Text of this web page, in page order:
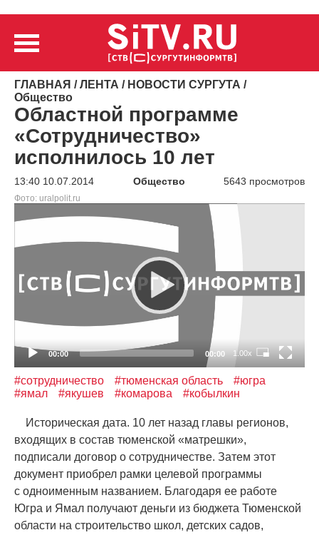
ГЛАВНАЯ /ЛЕНТА / НОВОСТИ СУРГУТА /
Общество
Областной программе
«Сотрудничество»
исполнилось 10 лет
13:40 10.07.2014 Общество 5643 просмотров
Фото: uralpolit.ru
00:00 00:00 1.00x
#сотрудничество #тюменская область
#югра
#ямал
#якушев #комарова #кобылкин
Историческая дата. 10 лет назад главы регионов,
входящих в состав тюменской «матрешки»,
подписали договор о сотрудничестве. Затем этот
документ приобрел рамки целевой программы
с одноименным названием. Благодаря ее работе
Югра и Ямал получают деньги из бюджета Тюменской
области на строительство школ, детских садов,